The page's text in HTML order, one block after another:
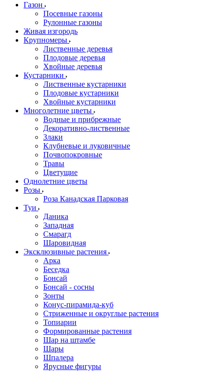
Газон
Посевные газоны
Рулонные газоны
Живая изгородь
Крупномеры
Лиственные деревья
Плодовые деревья
Хвойные деревья
Кустарники
Лиственные кустарники
Плодовые кустарники
Хвойные кустарники
Многолетние цветы
Водные и прибрежные
Декоративно-лиственные
Злаки
Клубневые и луковичные
Почвопокровные
Травы
Цветущие
Однолетние цветы
Розы
Роза Канадская Парковая
Туи
Даника
Западная
Смарагд
Шаровидная
Эксклюзивные растения
Арка
Беседка
Бонсай
Бонсай - сосны
Зонты
Конус-пирамида-куб
Стриженные и округлые растения
Топиарии
Формированные растения
Шар на штамбе
Шары
Шпалера
Ярусные фигуры